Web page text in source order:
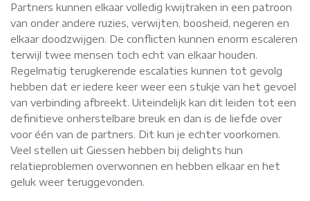
Partners kunnen elkaar volledig kwijtraken in een patroon
van onder andere ruzies, verwijten, boosheid, negeren en
elkaar doodzwijgen. De conflicten kunnen enorm escaleren
terwijl twee mensen toch echt van elkaar houden.
Regelmatig terugkerende escalaties kunnen tot gevolg
hebben dat er iedere keer weer een stukje van het gevoel
van verbinding afbreekt. Uiteindelijk kan dit leiden tot een
definitieve onherstelbare breuk en dan is de liefde over
voor één van de partners. Dit kun je echter voorkomen.
Veel stellen uit Giessen hebben bij delights hun
relatieproblemen overwonnen en hebben elkaar en het
geluk weer teruggevonden.